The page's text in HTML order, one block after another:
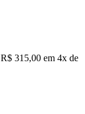
R$ 315,00 em 4x de